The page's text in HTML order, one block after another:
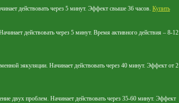
действовать через 5 минут. Эффект свыше 36 часов. Купить
действовать через 5 минут. Время активного действия – 8-12
эякуляции. Начинает действовать через 40 минут. Эффект от 2
двух проблем. Начинает действовать через 35-60 минут. Эффект